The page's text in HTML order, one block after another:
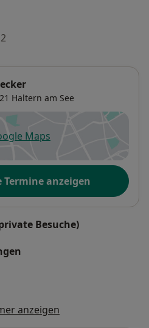
Haltern am See
Maps
öffnet in einer neuen
Termine anzeigen
Besuche)
anzeigen